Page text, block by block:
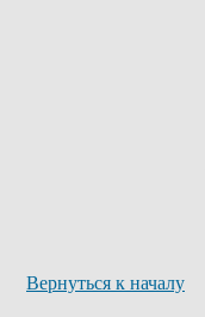
Вернуться к началу